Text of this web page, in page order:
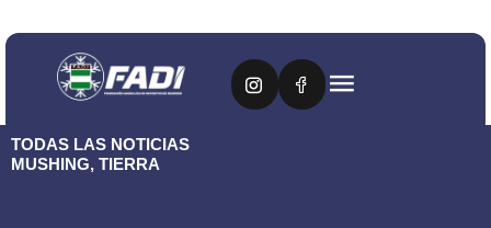
TODAS LAS NOTICIAS
MUSHING, TIERRA